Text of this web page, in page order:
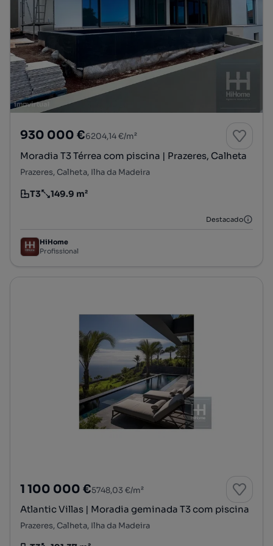
930 000 €6204,14 €/m²
Moradia T3 Térrea com piscina | Prazeres, Calheta
Prazeres, Calheta, Ilha da Madeira
Tipologia
T3
Preço por metro quadrado
149.9 m²
Destacado
HiHome
Profissional
1 100 000 €5748,03 €/m²
Atlantic Villas | Moradia geminada T3 com piscina
Prazeres, Calheta, Ilha da Madeira